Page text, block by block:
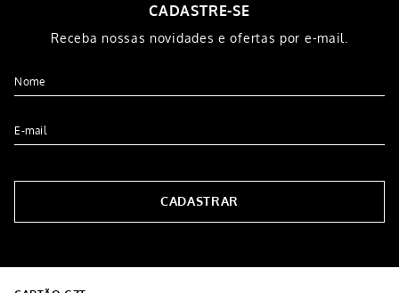
CADASTRE-SE
Receba nossas novidades e ofertas por e-mail.
CADASTRAR